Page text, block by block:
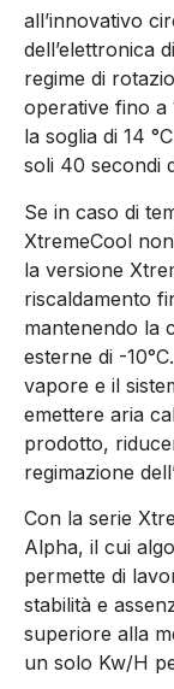
all’innovativo
dell’elettronica
regime di
operative fino a
la soglia di 14
soli 40 secondi
Se in caso di
XtremeCool
la versione
riscaldamento
mantenendo la
esterne di -
vapore e il
emettere aria
prodotto,
regimazione
Con la serie
Alpha, il cui
permette di
stabilità e
superiore alla
un solo Kw/H